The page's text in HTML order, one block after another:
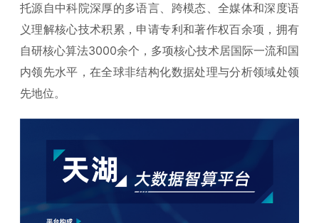
托源自中科院深厚的多语言、跨模态、全媒体和深度语
义理解核心技术积累，申请专利和著作权百余项，拥有
自研核心算法3000余个，多项核心技术居国际一流和国
内领先水平，在全球非结构化数据处理与分析领域处领
先地位。